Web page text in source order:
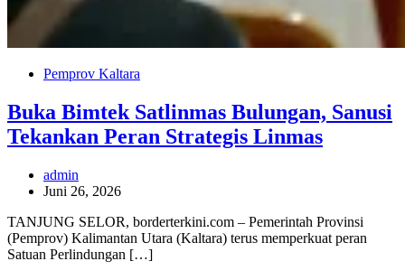
Pemprov Kaltara
Buka Bimtek Satlinmas Bulungan, Sanusi
Tekankan Peran Strategis Linmas
admin
Juni 26, 2026
TANJUNG SELOR, borderterkini.com – Pemerintah Provinsi
(Pemprov) Kalimantan Utara (Kaltara) terus memperkuat peran
Satuan Perlindungan […]